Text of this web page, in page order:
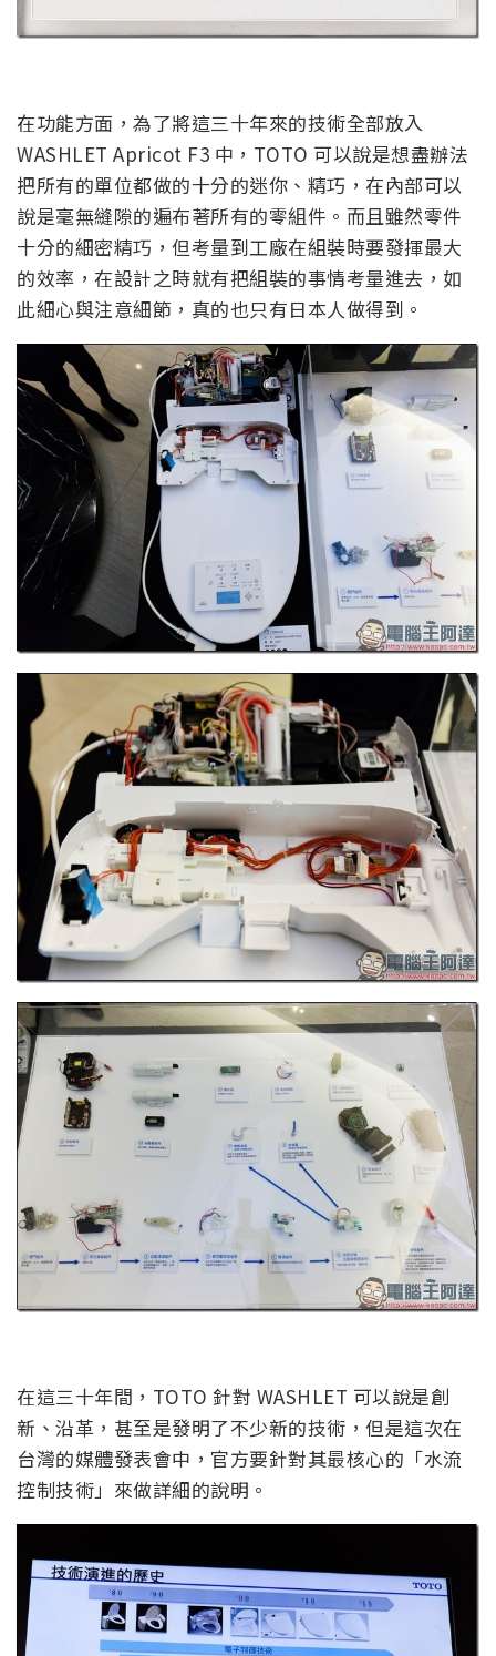
在功能方面，為了將這三十年來的技術全部放入
WASHLET Apricot F3 中，TOTO 可以說是想盡辦法
把所有的單位都做的十分的迷你、精巧，在內部可以
說是毫無縫隙的遍布著所有的零組件。而且雖然零件
十分的細密精巧，但考量到工廠在組裝時要發揮最大
的效率，在設計之時就有把組裝的事情考量進去，如
此細心與注意細節，真的也只有日本人做得到。
在這三十年間，TOTO 針對 WASHLET 可以說是創
新、沿革，甚至是發明了不少新的技術，但是這次在
台灣的媒體發表會中，官方要針對其最核心的「水流
控制技術」來做詳細的說明。